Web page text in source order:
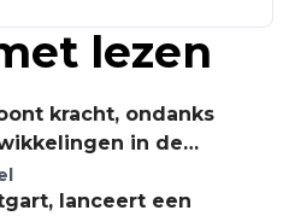
lezen
kracht, ondanks
in de
lanceert een